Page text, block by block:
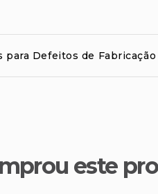
para Defeitos de Fabricação
este